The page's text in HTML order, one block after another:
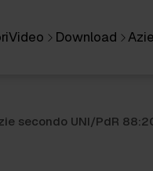
Video Download
secondo UNI/PdR